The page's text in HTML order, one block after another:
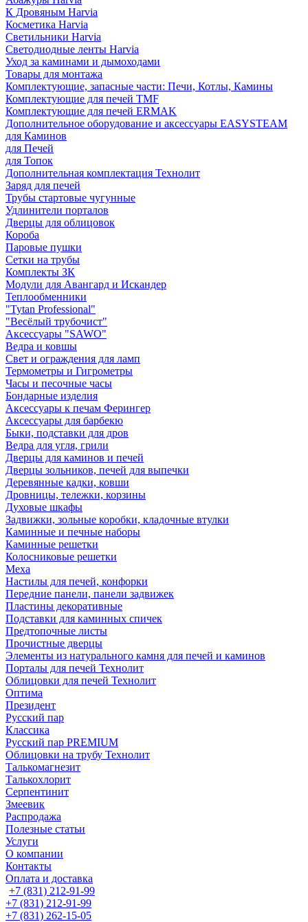
К Дровяным Harvia
Косметика Harvia
Светильники Harvia
Светодиодные ленты Harvia
Уход за каминами и дымоходами
Товары для монтажа
Комплектующие, запасные части: Печи, Котлы, Камины
Комплектующие для печей TMF
Комплектующие для печей ERMAK
Дополнительное оборудование и аксессуары EASYSTEAM
для Каминов
для Печей
для Топок
Дополнительная комплектация Технолит
Заряд для печей
Трубы стартовые чугунные
Удлинители порталов
Дверцы для облицовок
Короба
Паровые пушки
Сетки на трубы
Комплекты ЗК
Модули для Авангард и Искандер
Теплообменники
"Tytan Professional"
"Весёлый трубочист"
Аксессуары "SAWO"
Ведра и ковшы
Свет и ограждения для ламп
Термометры и Гигрометры
Часы и песочные часы
Бондарные изделия
Аксессуары к печам Ферингер
Аксессуары для барбекю
Быки, подставки для дров
Ведра для угля, грили
Дверцы для каминов и печей
Дверцы зольников, печей для выпечки
Деревянные кадки, ковши
Дровницы, тележки, корзины
Духовые шкафы
Задвижки, зольные коробки, кладочные втулки
Каминные и печные наборы
Каминные решетки
Колосниковые решетки
Меха
Настилы для печей, конфорки
Передние панели, панели задвижек
Пластины декоративные
Подставки для каминных спичек
Предтопочные листы
Прочистные дверцы
Элементы из натурального камня для печей и каминов
Порталы для печей Технолит
Облицовки для печей Технолит
Оптима
Президент
Русский пар
Классика
Русский пар PREMIUM
Облицовки на трубу Технолит
Талькомагнезит
Талькохлорит
Серпентинит
Змеевик
Распродажа
Полезные статьи
Услуги
О компании
Контакты
Оплата и доставка
+7 (831) 212-91-99
+7 (831) 212-91-99
+7 (831) 262-15-05